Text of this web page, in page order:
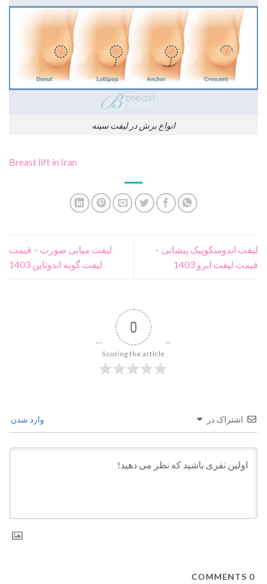
انواع برش در لیفت سینه
Breast lift in Iran
لیفت اندوسکوپیک پیشانی –
قیمت لیفت ابرو 1403
لیفت میانی صورت – قیمت
لیفت گونه اندوتاین 1403
0
Scoring the article
اشتراک در وارد شدن
0